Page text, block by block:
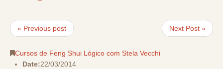
« Previous post Next Post »
Cursos de Feng Shui Lógico com Stela Vecchi
Date:22/03/2014